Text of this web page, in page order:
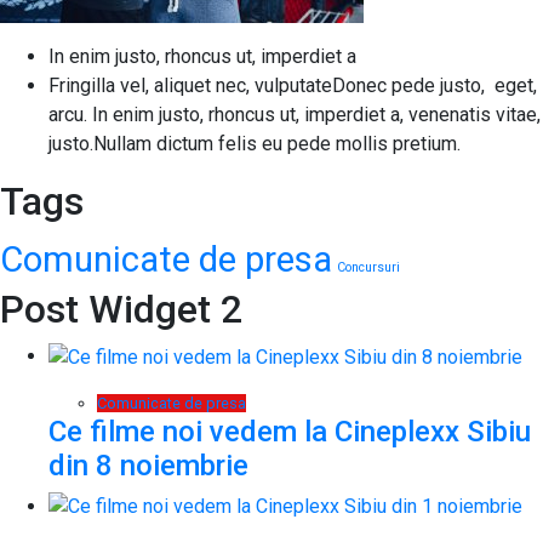
In enim justo, rhoncus ut, imperdiet a
Fringilla vel, aliquet nec, vulputateDonec pede justo, eget,
arcu. In enim justo, rhoncus ut, imperdiet a, venenatis vitae,
justo.Nullam dictum felis eu pede mollis pretium.
Tags
Comunicate de presa Concursuri
Post Widget 2
Comunicate de presa
Ce filme noi vedem la Cineplexx Sibiu
din 8 noiembrie